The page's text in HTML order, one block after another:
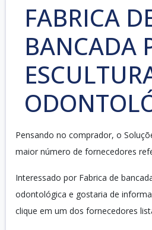
FABRICA
BANCADA
Pensando no comprador, o
maior número de fornecedores
Interessado por Fabrica de
odontológica e gostaria de
clique em um dos fornecedores